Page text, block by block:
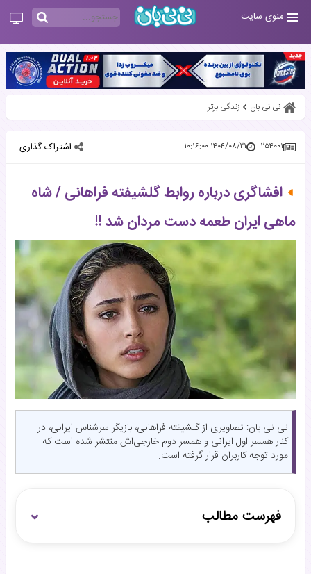
منوی سایت
نی نی بان زندگی برتر
۲۵۴۰۰۱ ۱۴۰۴/۰۸/۲۱ ۱۰:۱۶:۰۰ اشتراک گذاری
افشاگری درباره روابط گلشیفته فراهانی / شاه
ماهی ایران طعمه دست مردان شد !!
نی نی بان: تصاویری از گلشیفته فراهانی، بازیگر سرشناس ایرانی، در
کنار همسر اول ایرانی و همسر دوم خارجی‌اش منتشر شده است که
مورد توجه کاربران قرار گرفته است.
فهرست مطالب